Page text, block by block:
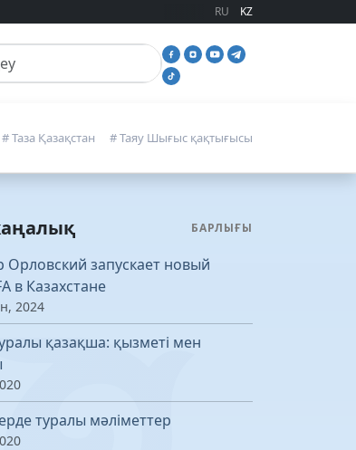
RU KZ
# Таза Қазақстан # Таяу Шығыс қақтығысы
БАРЛЫҒЫ
Орловский запускает новый
в Казахстане
2024
қазақша: қызметі мен
туралы мәліметтер